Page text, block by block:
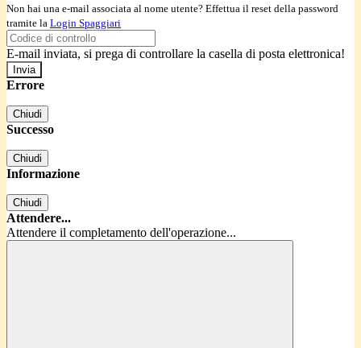
Non hai una e-mail associata al nome utente? Effettua il reset della password
tramite la Login Spaggiari
E-mail inviata, si prega di controllare la casella di posta elettronica!
Errore
Chiudi
Successo
Chiudi
Informazione
Chiudi
Attendere...
Attendere il completamento dell'operazione...